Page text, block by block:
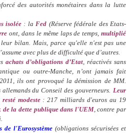
des autorités monétaires dans la lutte
isolée : laFed (Réserve fédérale des Etats-
ont, dans le même laps de temps,multiplié
bilan. Mais, parce qu'elle n'est pas une
avec plus de difficulté que d’autres.
achats d’obligations d’Etat, réactivés sans
ou outre-Manche, n’ont jamais fait
ils ont provoqué la démission de MM.
allemands du Conseil des gouverneurs. Leur
modeste: 217 milliards d'euros au 19
de la dette publique dans l'UEM, contre par
de l'Eurosystème(obligations sécurisées et